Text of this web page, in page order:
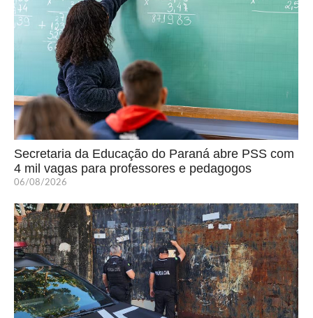
Secretaria da Educação do Paraná abre PSS com
4 mil vagas para professores e pedagogos
06/08/2026